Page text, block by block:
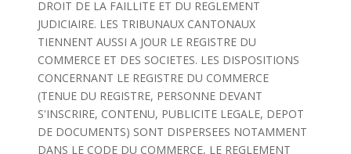
DROIT DE LA FAILLITE ET DU REGLEMENT
JUDICIAIRE. LES TRIBUNAUX CANTONAUX
TIENNENT AUSSI A JOUR LE REGISTRE DU
COMMERCE ET DES SOCIETES. LES DISPOSITIONS
CONCERNANT LE REGISTRE DU COMMERCE
(TENUE DU REGISTRE, PERSONNE DEVANT
S'INSCRIRE, CONTENU, PUBLICITE LEGALE, DEPOT
DE DOCUMENTS) SONT DISPERSEES NOTAMMENT
DANS LE CODE DU COMMERCE, LE REGLEMENT